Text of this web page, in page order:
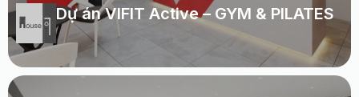
Dự án VIFIT Active – GYM & PILATES